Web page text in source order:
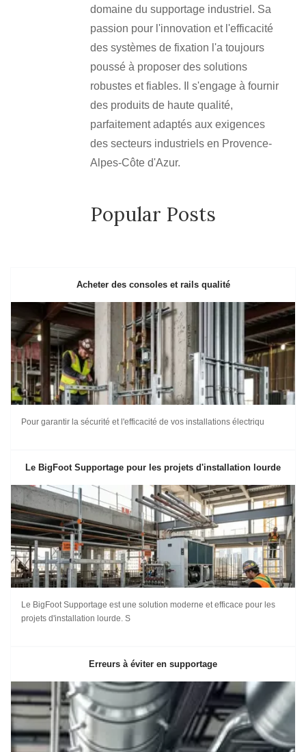
domaine du supportage industriel. Sa
passion pour l'innovation et l'efficacité
des systèmes de fixation l'a toujours
poussé à proposer des solutions
robustes et fiables. Il s'engage à fournir
des produits de haute qualité,
parfaitement adaptés aux exigences
des secteurs industriels en Provence-
Alpes-Côte d'Azur.
Popular Posts
Acheter des consoles et rails qualité
Pour garantir la sécurité et l'efficacité de vos installations électriqu
Le BigFoot Supportage pour les projets d'installation lourde
Le BigFoot Supportage est une solution moderne et efficace pour les
projets d'installation lourde. S
Erreurs à éviter en supportage